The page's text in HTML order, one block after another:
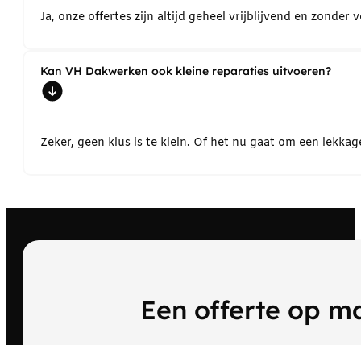
Ja, onze offertes zijn altijd geheel vrijblijvend en
Kan VH Dakwerken ook kleine reparaties uitvoeren?
Zeker, geen klus is te klein. Of het nu gaat om een
Een offerte op